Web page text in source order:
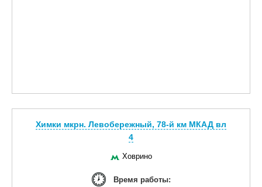
Химки мкрн. Левобережный, 78-й км МКАД вл
4
Ховрино
Время работы: